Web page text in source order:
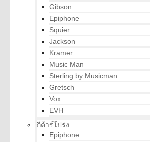
Gibson
Epiphone
Squier
Jackson
Kramer
Music Man
Sterling by Musicman
Gretsch
Vox
EVH
กีต้าร์โปร่ง
Epiphone